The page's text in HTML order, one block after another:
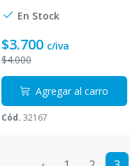
En Stock
$3.700 c/iva
$4.000
Agregar al carro
Cód. 32167